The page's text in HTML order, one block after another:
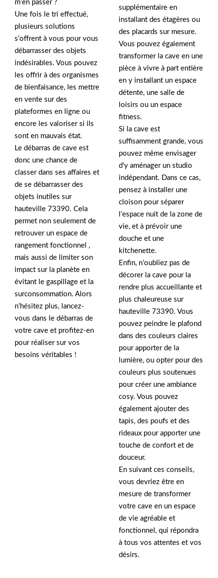
m’en passer ?
Une fois le tri effectué,
plusieurs solutions
s’offrent à vous pour vous
débarrasser des objets
indésirables. Vous pouvez
les offrir à des organismes
de bienfaisance, les mettre
en vente sur des
plateformes en ligne ou
encore les valoriser si ils
sont en mauvais état.
Le débarras de cave est
donc une chance de
classer dans ses affaires et
de se débarrasser des
objets inutiles sur
hauteville 73390. Cela
permet non seulement de
retrouver un espace de
rangement fonctionnel ,
mais aussi de limiter son
impact sur la planète en
évitant le gaspillage et la
surconsommation. Alors
n’hésitez plus, lancez-
vous dans le débarras de
votre cave et profitez-en
pour réaliser sur vos
besoins véritables !
supplémentaire en
installant des étagères ou
des placards sur mesure.
Vous pouvez également
transformer la cave en une
pièce à vivre à part entière
en y installant un espace
détente, une salle de
loisirs ou un espace
fitness.
Si la cave est
suffisamment grande, vous
pouvez même envisager
d’y aménager un studio
indépendant. Dans ce cas,
pensez à installer une
cloison pour séparer
l’espace nuit de la zone de
vie, et à prévoir une
douche et une
kitchenette.
Enfin, n’oubliez pas de
décorer la cave pour la
rendre plus accueillante et
plus chaleureuse sur
hauteville 73390. Vous
pouvez peindre le plafond
dans des couleurs claires
pour apporter de la
lumière, ou opter pour des
couleurs plus soutenues
pour créer une ambiance
cosy. Vous pouvez
également ajouter des
tapis, des poufs et des
rideaux pour apporter une
touche de confort et de
douceur.
En suivant ces conseils,
vous devriez être en
mesure de transformer
votre cave en un espace
de vie agréable et
fonctionnel, qui répondra
à tous vos attentes et vos
désirs.